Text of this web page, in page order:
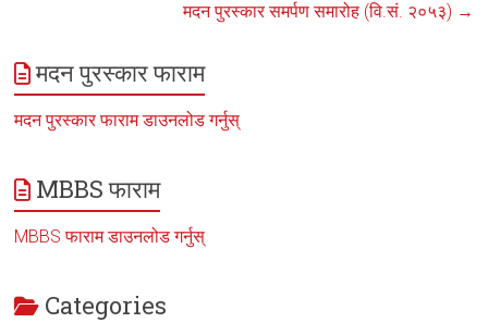
मदन पुरस्कार समर्पण समारोह (वि.सं. २०५३) →
मदन पुरस्कार फाराम
मदन पुरस्कार फाराम डाउनलोड गर्नुस्
MBBS फाराम
MBBS फाराम डाउनलोड गर्नुस्
Categories